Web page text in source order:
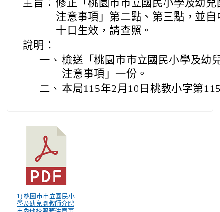
主旨： 修正「桃園市市立國民小學及幼
注意事項」第二點、第三點，並
十日生效，請查照。
說明：
一、 檢送「桃園市市立國民小學及幼
注意事項」一份。
二、 本局115年2月10日桃教小字第
1) 桃園市市立國民小
學及幼兒園教師介聘